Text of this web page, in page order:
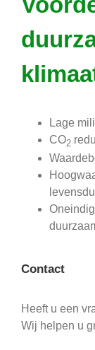
Lage
CO2
Contact
Heeft u een
Wij helpen u